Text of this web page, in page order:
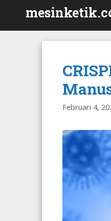
isi
Februari 4,